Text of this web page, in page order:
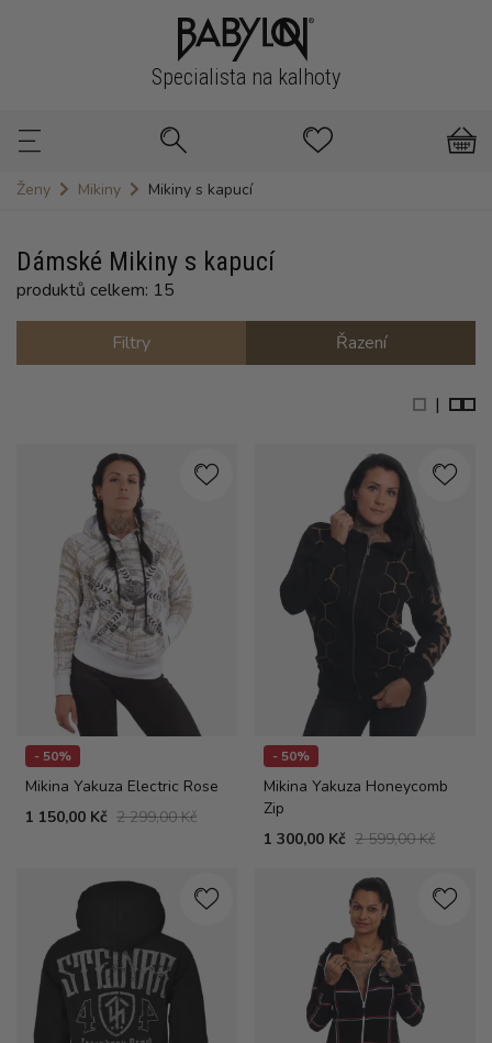
Specialista na kalhoty
Ženy Mikiny Mikiny s kapucí
Dámské Mikiny s kapucí
produktů celkem: 15
Filtry Řazení
|
- 50%
Mikina Yakuza Electric Rose
1 150,00 Kč 2 299,00 Kč
- 50%
Mikina Yakuza Honeycomb
Zip
1 300,00 Kč 2 599,00 Kč